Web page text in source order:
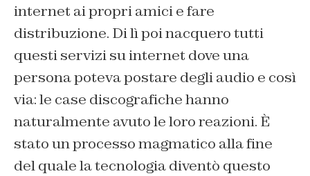
internet ai propri amici e fare
distribuzione. Di lì poi nacquero tutti
questi servizi su internet dove una
persona poteva postare degli audio e così
via: le case discografiche hanno
naturalmente avuto le loro reazioni. È
stato un processo magmatico alla fine
del quale la tecnologia diventò questo